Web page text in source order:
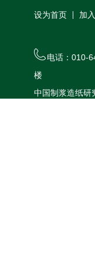
设为首页 加
电话：
楼
中国制浆造纸研